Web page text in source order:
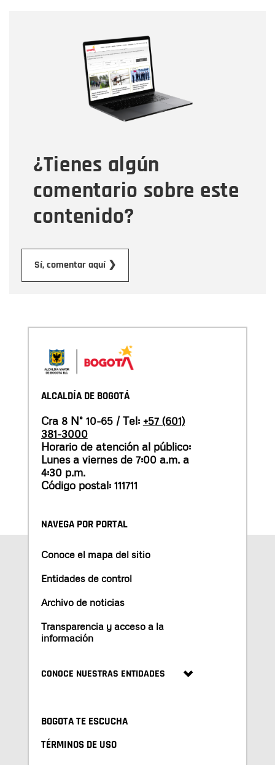
¿Tienes algún
comentario sobre este
contenido?
Sí, comentar aquí ❯
Correo electrónico
Tipo de comentario
Mensaje
ALCALDÍA DE BOGOTÁ
Cra 8 N° 10-65 / Tel: +57 (601)
381-3000
Horario de atención al público:
Lunes a viernes de 7:00 a.m. a
4:30 p.m.
Código postal: 111711
NAVEGA POR PORTAL
Conoce el mapa del sitio
Entidades de control
Archivo de noticias
Transparencia y acceso a la
información
CONOCE NUESTRAS ENTIDADES
BOGOTA TE ESCUCHA
TÉRMINOS DE USO